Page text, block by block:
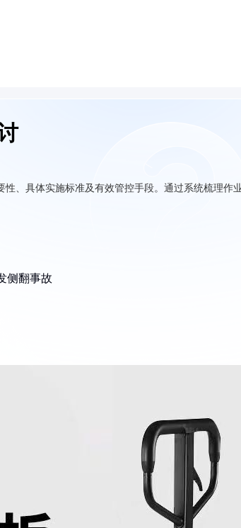
、具体实施标准及有效管控手段。通过系统梳理作
侧翻事故